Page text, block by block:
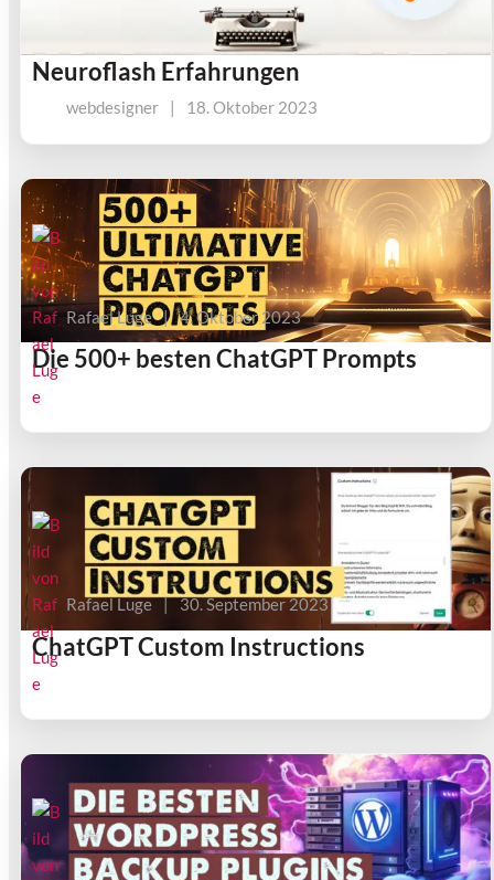
Neuroflash Erfahrungen
webdesigner | 18. Oktober 2023
Die 500+ besten ChatGPT Prompts
Rafael Luge | 4. Oktober 2023
ChatGPT Custom Instructions
Rafael Luge | 30. September 2023